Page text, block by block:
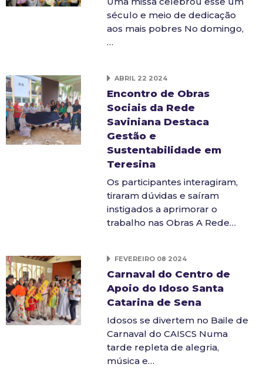
século e meio de dedicação
aos mais pobres No domingo,
…
ABRIL 22 2024
Encontro de Obras
Sociais da Rede
Saviniana Destaca
Gestão e
Sustentabilidade em
Teresina
Os participantes interagiram,
tiraram dúvidas e saíram
instigados a aprimorar o
trabalho nas Obras A Rede…
FEVEREIRO 08 2024
Carnaval do Centro de
Apoio do Idoso Santa
Catarina de Sena
Idosos se divertem no Baile de
Carnaval do CAISCS Numa
tarde repleta de alegria,
música e…